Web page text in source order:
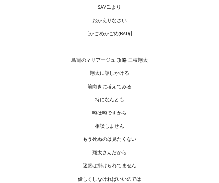
Немного героев меча и магии
Doom 3 Remaster Fan Edition
Quake III Arena Remaster Fan Edition
SAVE1より
おかえりなさい
【かごめかごめ(BAD)】
鳥籠のマリアージュ 攻略 三枝翔太
翔太に話しかける
前向きに考えてみる
特になんとも
噂は噂ですから
相談しません
もう死ぬのは見たくない
翔太さんだから
迷惑は掛けられてません
優しくしなければいいのでは